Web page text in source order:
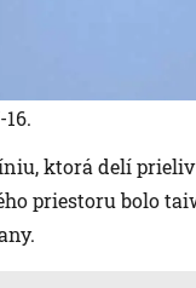
ktorá delí
priestoru bolo